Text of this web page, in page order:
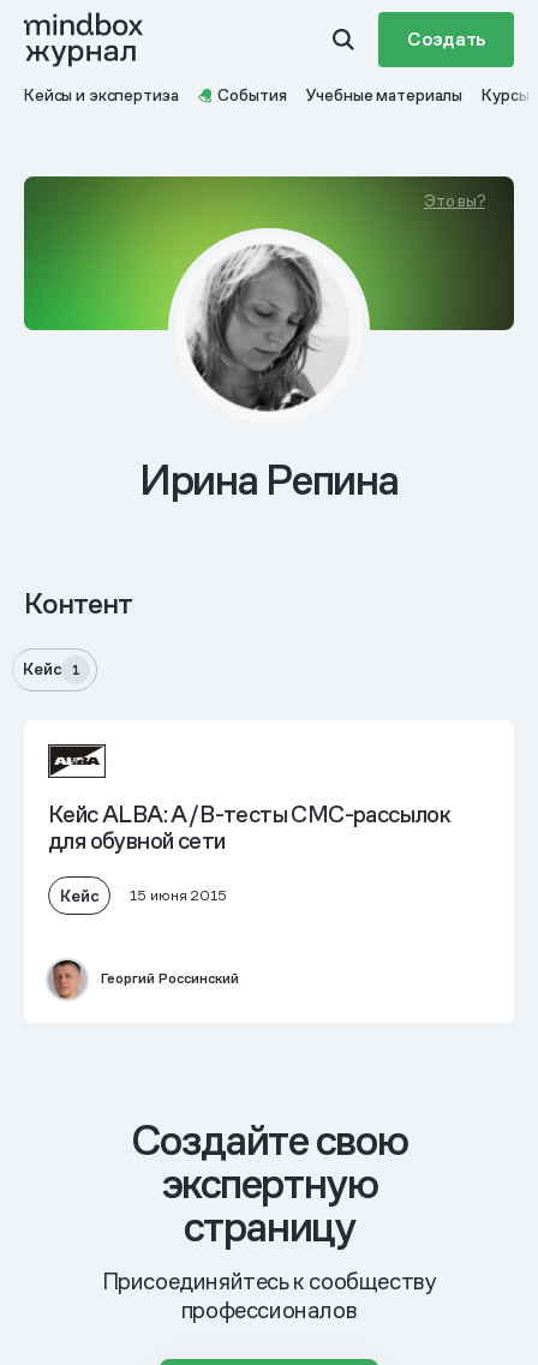
Создать
Кейсы и экспертиза События Учебные материалы Курсы
Это вы?
Ирина Репина
Контент
Кейс 1
Кейс ALBA: A/B-тесты СМС-рассылок
для обувной сети
Кейс 15 июня 2015
Георгий Россинский
Cоздайте свою
экспертную
страницу
Присоединяйтесь к сообществу
профессионалов